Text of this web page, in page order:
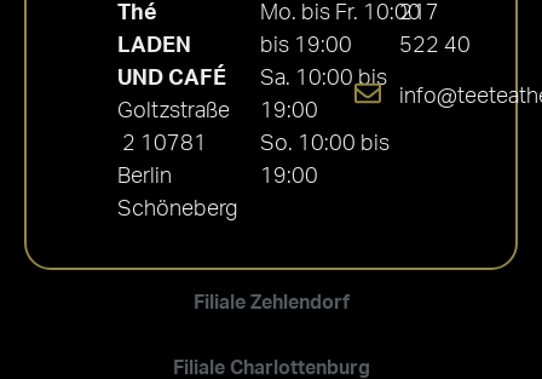
Filiale Zehlendorf
Filiale Charlottenburg
Thé
LADEN
UND CAFÉ
Goltzstraße
2 10781
Berlin
Schöneberg
Mo. bis Fr. 10:00
bis 19:00
Sa. 10:00 bis
19:00
So. 10:00 bis
19:00
217
522 40